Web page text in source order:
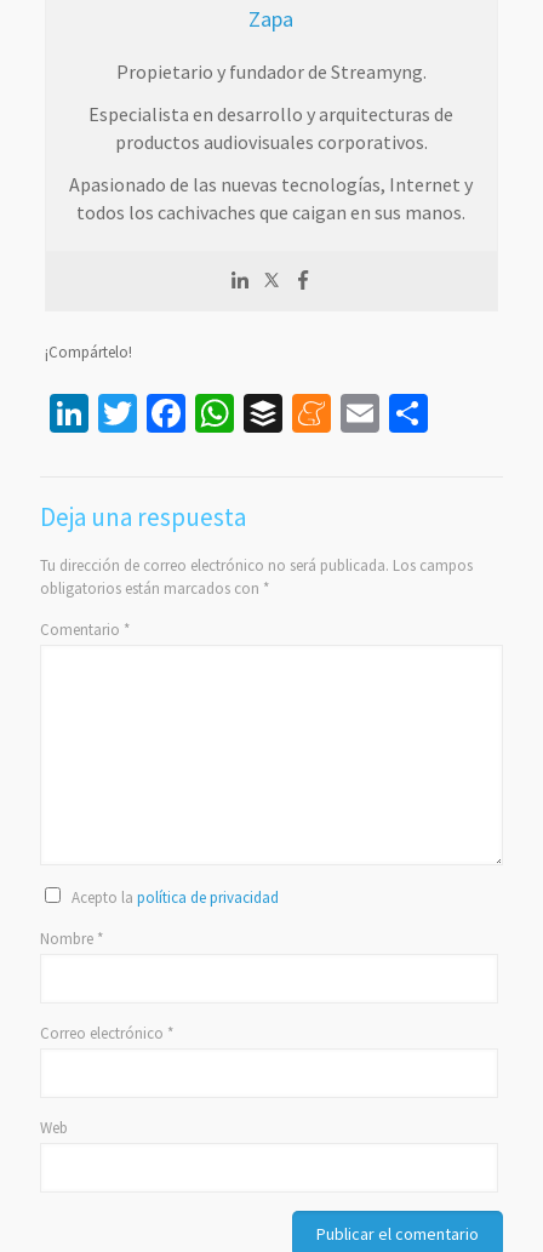
Zapa
Propietario y fundador de Streamyng.
Especialista en desarrollo y arquitecturas de
productos audiovisuales corporativos.
Apasionado de las nuevas tecnologías, Internet y
todos los cachivaches que caigan en sus manos.
¡Compártelo!
LinkedIn
Twitter
Facebook
WhatsApp
BufferMeneame
Email
Deja una respuesta
Tu dirección de correo electrónico no será publicada. Los campos
obligatorios están marcados con *
Comentario *
Acepto la política de privacidad
Nombre *
Correo electrónico *
Web